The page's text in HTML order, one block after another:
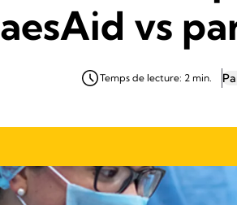
vs
Temps de lecture: 2 min.